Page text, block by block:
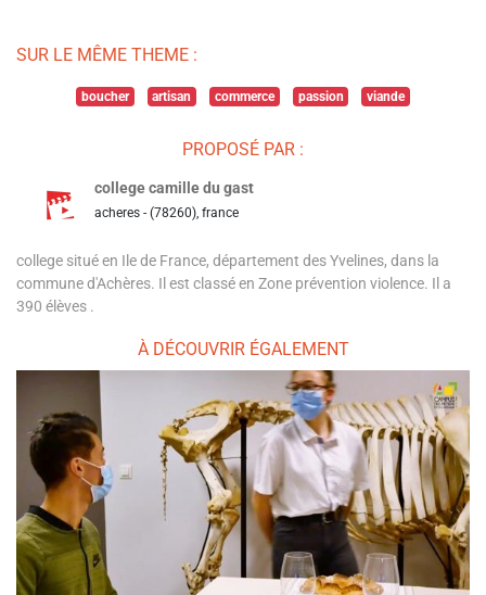
SUR LE MÊME THEME :
boucher artisan commerce passion viande
PROPOSÉ PAR :
college camille du gast
acheres - (78260), france
college situé en Ile de France, département des Yvelines, dans la
commune d'Achères. Il est classé en Zone prévention violence. Il a
390 élèves .
À DÉCOUVRIR ÉGALEMENT